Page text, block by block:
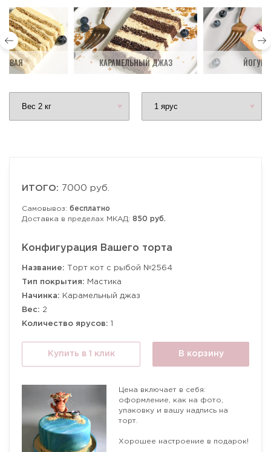
КАРАМЕЛЬНЫЙ ДЖАЗ
ИТОГО: 7000 руб.
Самовывоз: бесплатно
Доставка в пределах МКАД: 850 руб.
Конфигурация Вашего торта
Название: Торт кот с рыбой №2564
Тип покрытия: Мастика
Начинка: Карамельный джаз
Вес: 2
Количество ярусов: 1
Купить в 1 клик В корзину
Цена включает в себя:
оформление, как на фото,
упаковку и вашу надпись на
торт.
Хорошее настроение в подарок!